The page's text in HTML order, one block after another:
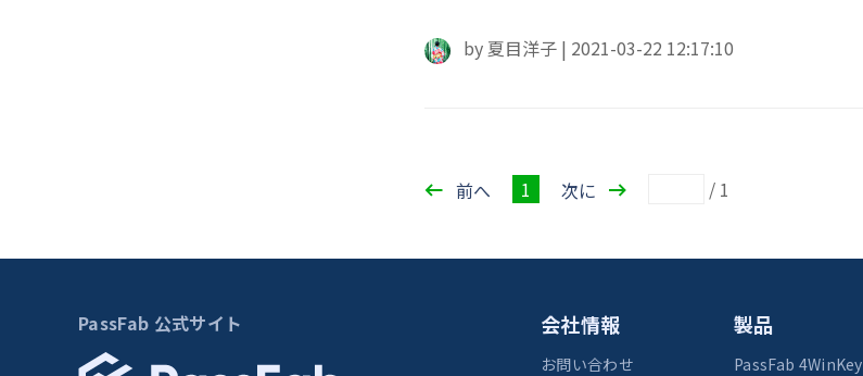
by 夏目洋子| 2021-03-22 12:17:10
前へ 1 次に / 1
PassFab 公式サイト 会社情報
お問い合わせ
製品
PassFab 4WinKey